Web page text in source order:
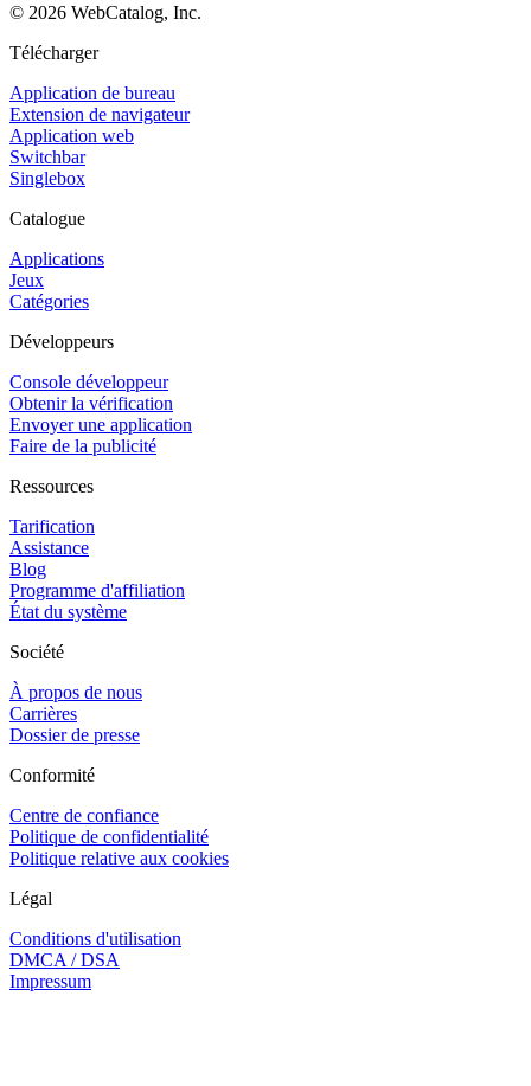
© 2026 WebCatalog, Inc.
Télécharger
Application de bureau
Extension de navigateur
Application web
Switchbar
Singlebox
Catalogue
Applications
Jeux
Catégories
Développeurs
Console développeur
Obtenir la vérification
Envoyer une application
Faire de la publicité
Ressources
Tarification
Assistance
Blog
Programme d'affiliation
État du système
Société
À propos de nous
Carrières
Dossier de presse
Conformité
Centre de confiance
Politique de confidentialité
Politique relative aux cookies
Légal
Conditions d'utilisation
DMCA / DSA
Impressum